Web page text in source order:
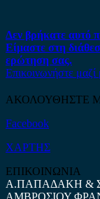
Δεν βρήκατε αυτό
Είμαστε στη
ερώτηση σας.
Επικοινωνήστε μαζί
ΑΚΟΛΟΥΘΗΣΤΕ
Facebook
ΧΑΡΤΗΣ
ΕΠΙΚΟΙΝΩΝΙΑ
Α.ΠΑΠΑΔΑΚΗ &
ΑΜΒΡΟΣΙΟΥ